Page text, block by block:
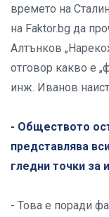
времето на
на Faktor.bg да
Алтънков
отговор какво е
инж. Иванов
- Обществото
представлява
гледни точки за
- Това е поради